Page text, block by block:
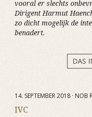
vooral er slechts
Dirigent Harmut
zo dicht mogelijk de
benadert.
DAS
14. SEPTEMBER 2018 · NOB
IVC